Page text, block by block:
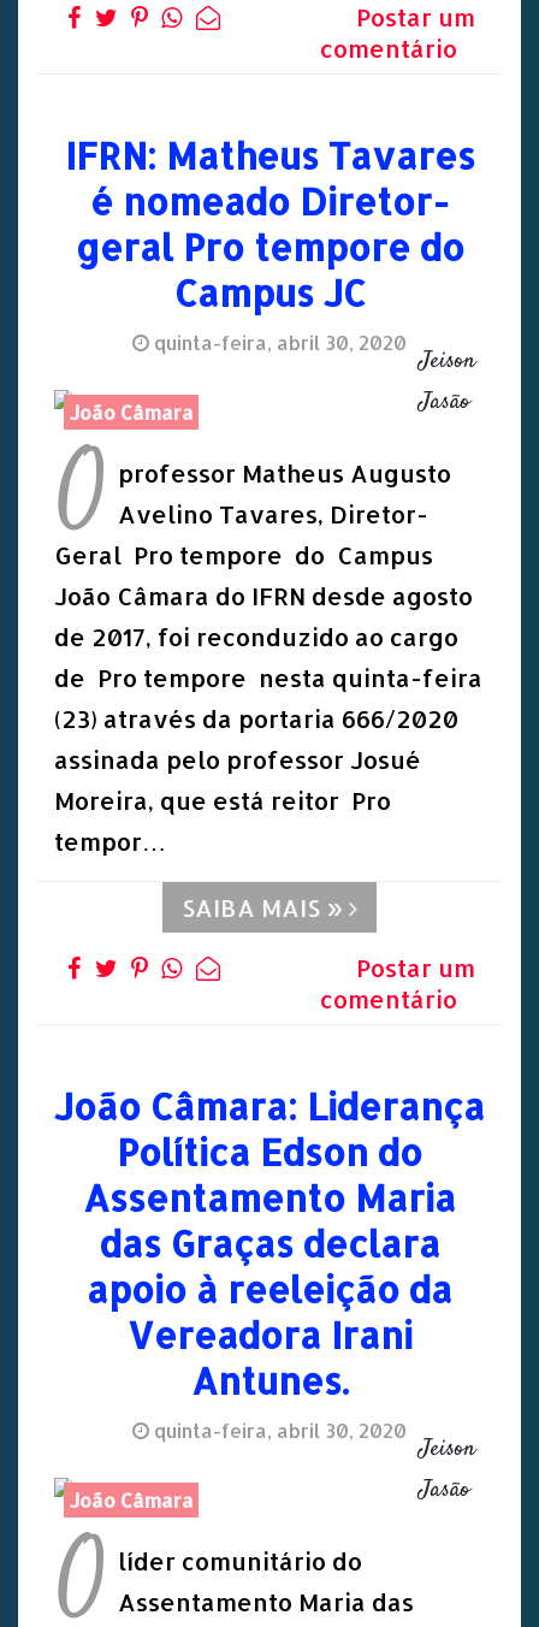
Postar um
comentário
IFRN: Matheus Tavares
é nomeado Diretor-
geral Pro tempore do
Campus JC
quinta-feira, abril 30, 2020
João Câmara
Jeison
Jasão
O professor Matheus Augusto
Avelino Tavares, Diretor-
Geral Pro tempore do Campus
João Câmara do IFRN desde agosto
de 2017, foi reconduzido ao cargo
de Pro tempore nesta quinta-feira
(23) através da portaria 666/2020
assinada pelo professor Josué
Moreira, que está reitor Pro
tempor…
SAIBA MAIS »
Postar um
comentário
João Câmara: Liderança
Política Edson do
Assentamento Maria
das Graças declara
apoio à reeleição da
Vereadora Irani
Antunes.
quinta-feira, abril 30, 2020
João Câmara
Jeison
Jasão
O líder comunitário do
Assentamento Maria das